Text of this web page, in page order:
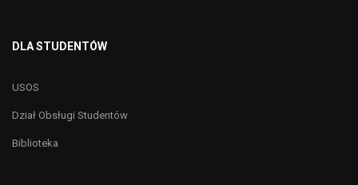
DLA STUDENTÓW
USOS
Dział Obsługi Studentów
Biblioteka